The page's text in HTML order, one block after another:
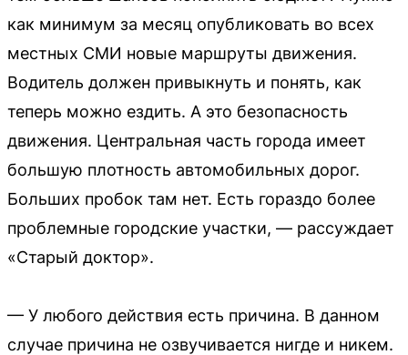
как минимум за месяц опубликовать во всех
местных СМИ новые маршруты движения.
Водитель должен привыкнуть и понять, как
теперь можно ездить. А это безопасность
движения. Центральная часть города имеет
большую плотность автомобильных дорог.
Больших пробок там нет. Есть гораздо более
проблемные городские участки, — рассуждает
«Старый доктор».
— У любого действия есть причина. В данном
случае причина не озвучивается нигде и никем.